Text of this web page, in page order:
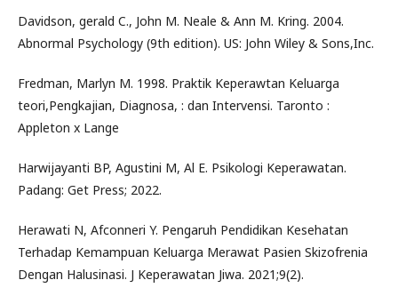
Davidson, gerald C., John M. Neale & Ann M. Kring. 2004.
Abnormal Psychology (9th edition). US: John Wiley & Sons,Inc.
Fredman, Marlyn M. 1998. Praktik Keperawtan Keluarga
teori,Pengkajian, Diagnosa, : dan Intervensi. Taronto :
Appleton x Lange
Harwijayanti BP, Agustini M, Al E. Psikologi Keperawatan.
Padang: Get Press; 2022.
Herawati N, Afconneri Y. Pengaruh Pendidikan Kesehatan
Terhadap Kemampuan Keluarga Merawat Pasien Skizofrenia
Dengan Halusinasi. J Keperawatan Jiwa. 2021;9(2).